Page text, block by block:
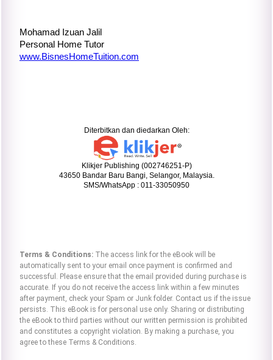
Mohamad Izuan Jalil
Personal Home Tutor
www.BisnesHomeTuition.com
Diterbitkan dan diedarkan Oleh:
Klikjer Publishing (002746251-P)
43650 Bandar Baru Bangi, Selangor, Malaysia.
SMS/WhatsApp : 011-33050950
Terms & Conditions: The access link for the eBook will be
automatically sent to your email once payment is confirmed and
successful. Please ensure that the email provided during purchase is
accurate. If you do not receive the access link within a few minutes
after payment, check your Spam or Junk folder. Contact us if the issue
persists. This eBook is for personal use only. Sharing or distributing
the eBook to third parties without our written permission is prohibited
and constitutes a copyright violation. By making a purchase, you
agree to these Terms & Conditions.